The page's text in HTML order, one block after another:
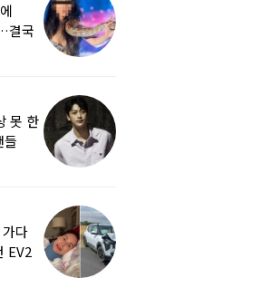
결국
못 한
들
다
EV2